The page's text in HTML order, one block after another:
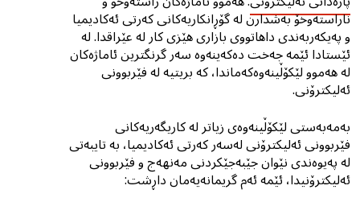
ناراستەوخۆ بەشدارن لە گۆڕانکاریەکانی کەرتی ئەکادیمیا
و پەیکەربەندی داهاتووی بازاری هێزی کار لە عێراقدا. لە
ئێستادا ئێمە جەخت دەکەینەوە سەر گرنگترین ئاماژەکان
لە هەموو لێکۆڵینەوەکەماندا، کە بریتیە لە فێربوونی
ئەلیکترۆنی.
بەمەبەستى لێکۆڵینەوەی زیاتر لە کاریگەریەکانی
فێربوونی ئەلیکترۆنی لەسەر کەرتی ئەکادیمیا، بە تایبەتی
لە پەیوەندی نێوان جێبەجێکردنی مەنهەج و فێربوونی
ئەلیکترۆنیدا، ئێمە ئەم گریمانەیەمان داڕشت: